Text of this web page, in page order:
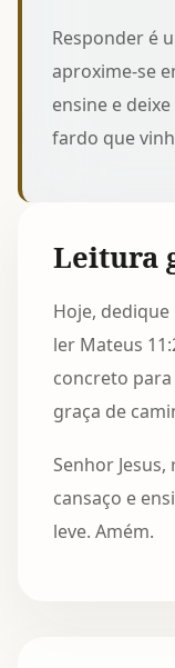
Responder é
aproxime-se
ensine e
fardo que
Leitura
Hoje,
ler Mateus
concreto para
graça de
Senhor
cansaço e
leve. Amém.